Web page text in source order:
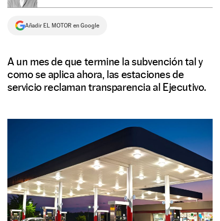
Añadir EL MOTOR en Google
A un mes de que termine la subvención tal y
como se aplica ahora, las estaciones de
servicio reclaman transparencia al Ejecutivo.